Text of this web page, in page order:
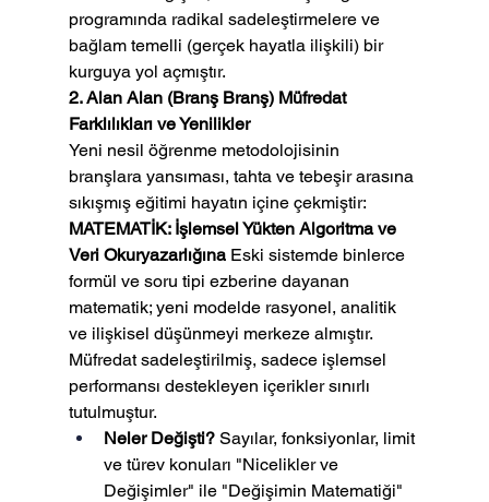
programında radikal sadeleştirmelere ve
bağlam temelli (gerçek hayatla ilişkili) bir
kurguya yol açmıştır.
2. Alan Alan (Branş Branş) Müfredat
Farklılıkları ve Yenilikler
Yeni nesil öğrenme metodolojisinin
branşlara yansıması, tahta ve tebeşir arasına
sıkışmış eğitimi hayatın içine çekmiştir:
MATEMATİK: İşlemsel Yükten Algoritma ve
Veri Okuryazarlığına Eski sistemde binlerce
formül ve soru tipi ezberine dayanan
matematik; yeni modelde rasyonel, analitik
ve ilişkisel düşünmeyi merkeze almıştır.
Müfredat sadeleştirilmiş, sadece işlemsel
performansı destekleyen içerikler sınırlı
tutulmuştur.
Neler Değişti? Sayılar, fonksiyonlar, limit
ve türev konuları "Nicelikler ve
Değişimler" ile "Değişimin Matematiği"